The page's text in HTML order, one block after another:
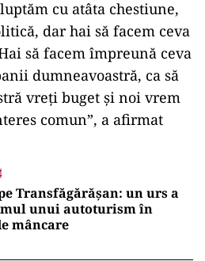
cu atâta chestiune,
dar hai să facem ceva
să facem împreună ceva
dumneavoastră, ca să
vreţi buget şi noi vrem
comun”, a afirmat
Transfăgărășan: un urs a
unui autoturism în
mâncare